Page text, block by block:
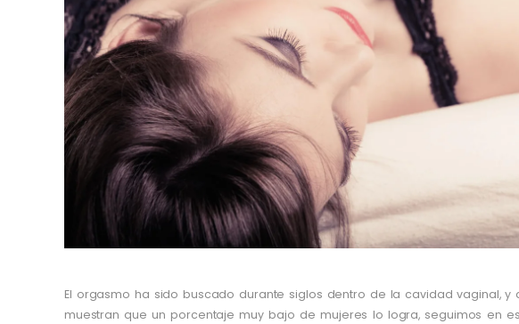
El orgasmo ha sido buscado durante siglos dentro de la cavidad vaginal,
muestran que un porcentaje muy bajo de mujeres lo logra, seguimos en